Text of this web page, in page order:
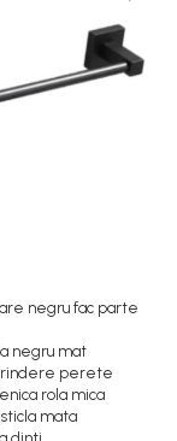
negru fac parte
negru mat
perete
rola mica
mata